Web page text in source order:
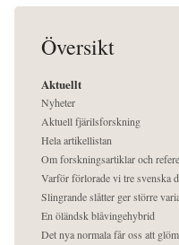
Översikt
Aktuellt
Nyheter
Aktuell fjärilsforskning
Hela artikellistan
Om forskningsartiklar och
Varför förlorade vi tre svenska
Slingrande slåtter ger större
En öländsk blåvingehybrid
Det nya normala får oss att